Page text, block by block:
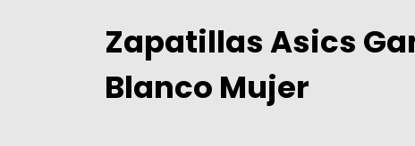
Zapatillas Asics
Blanco Mujer